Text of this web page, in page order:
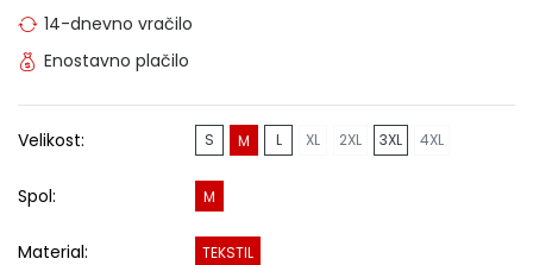
14-dnevno vračilo
Enostavno plačilo
Velikost: S M L XL 2XL 3XL 4XL
Spol: M
Material: TEKSTIL